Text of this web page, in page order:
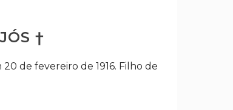
†
de fevereiro de 1916. Filho de